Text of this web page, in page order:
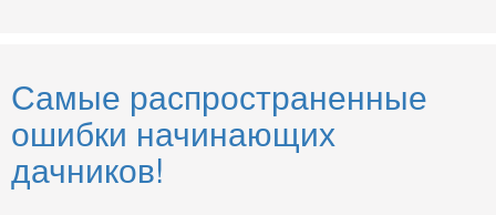
Самые распространенные
ошибки начинающих
дачников!